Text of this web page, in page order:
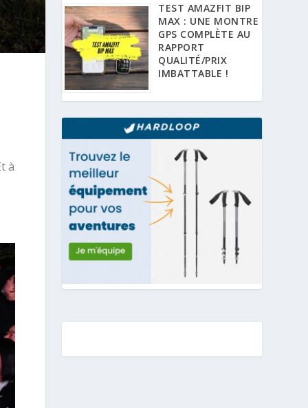
à
TEST AMAZFIT BIP
MAX : UNE MONTRE
GPS COMPLÈTE AU
RAPPORT
QUALITÉ/PRIX
IMBATTABLE !